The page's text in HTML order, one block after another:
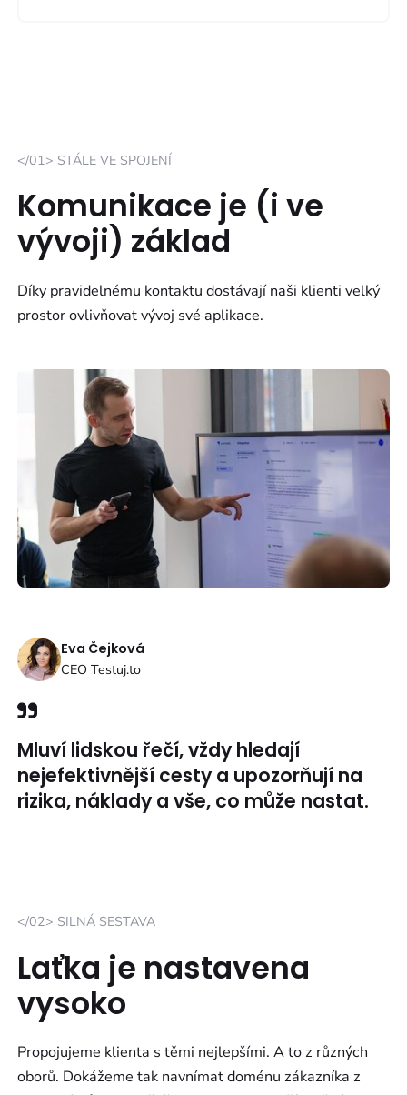
</01> STÁLE VE SPOJENÍ
Komunikace je (i ve
vývoji) základ
Díky pravidelnému kontaktu dostávají naši klienti velký
prostor ovlivňovat vývoj své aplikace.
Eva Čejková
CEO Testuj.to
Mluví lidskou řečí, vždy hledají
nejefektivnější cesty a upozorňují na
rizika, náklady a vše, co může nastat.
</02> SILNÁ SESTAVA
Laťka je nastavena
vysoko
Propojujeme klienta s těmi nejlepšími. A to z různých
oborů. Dokážeme tak navnímat doménu zákazníka z